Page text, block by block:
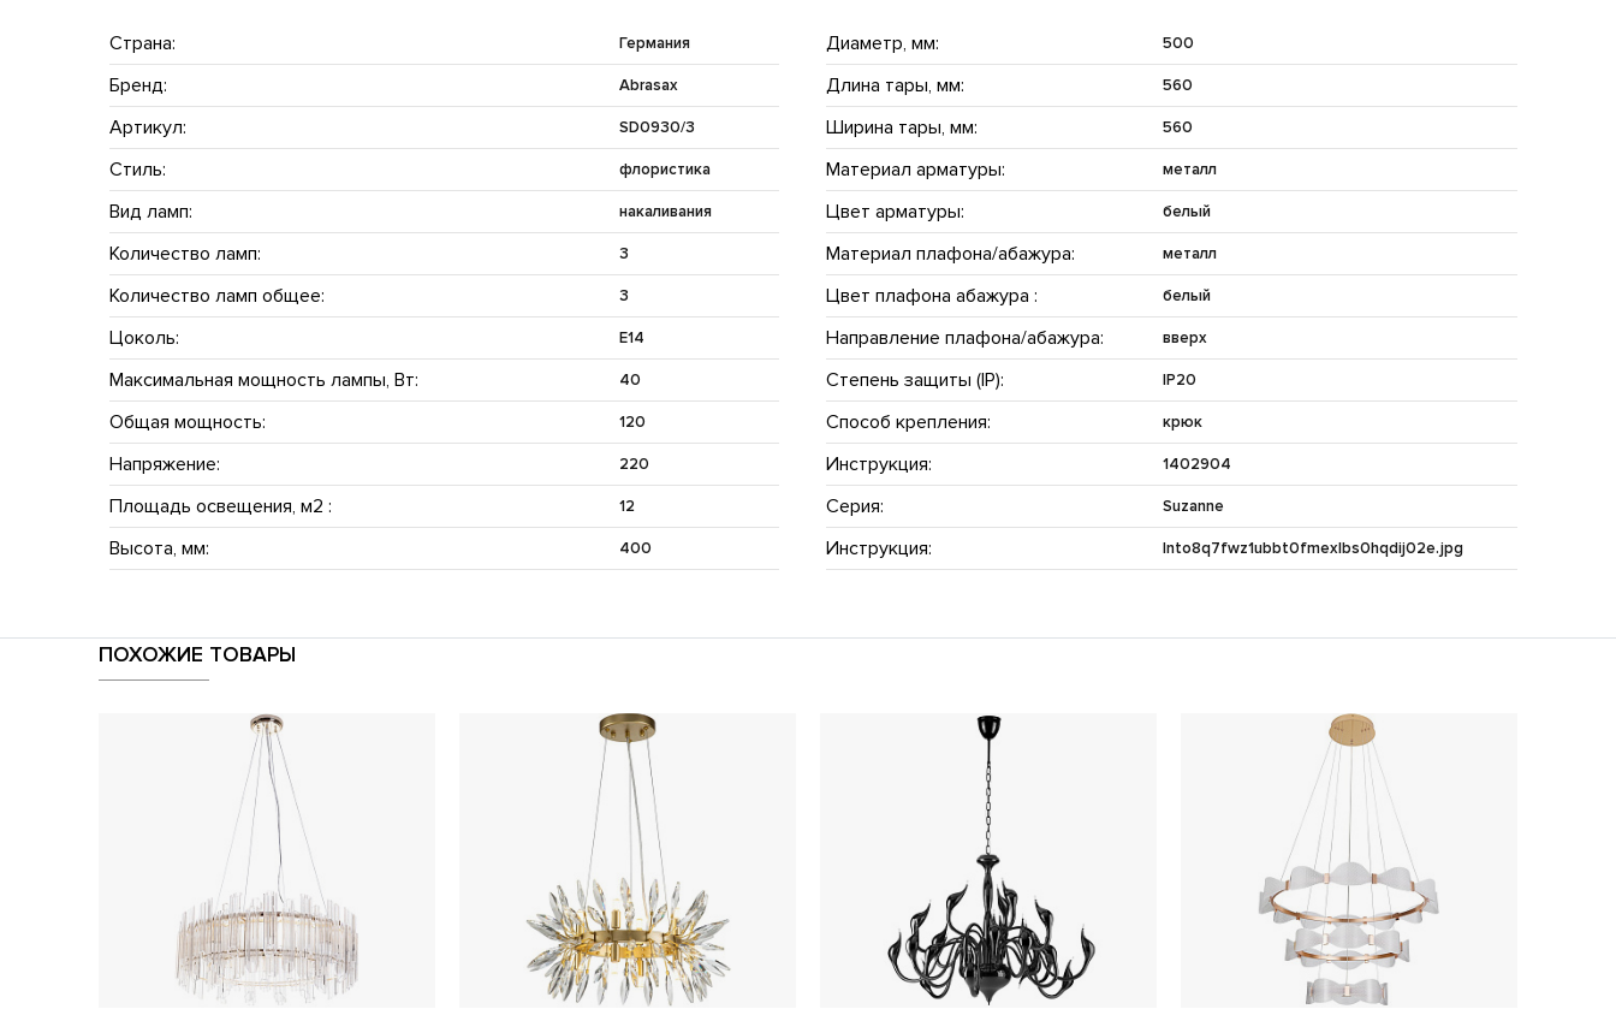
Страна: Германия
Бренд: Abrasax
Артикул: SD0930/3
Стиль: флористика
Вид ламп: накаливания
Количество ламп: 3
Количество ламп общее: 3
Цоколь: E14
Максимальная мощность лампы, Вт: 40
Общая мощность: 120
Напряжение: 220
Площадь освещения, м2 : 12
Высота, мм: 400
Диаметр, мм: 500
Длина тары, мм: 560
Ширина тары, мм: 560
Материал арматуры: металл
Цвет арматуры: белый
Материал плафона/абажура: металл
Цвет плафона абажура : белый
Направление плафона/абажура: вверх
Степень защиты (IP): IP20
Способ крепления: крюк
Инструкция: 1402904
Серия: Suzanne
Инструкция: lnto8q7fwz1ubbt0fmexlbs0hqdij02e.jpg
ПОХОЖИЕ ТОВАРЫ